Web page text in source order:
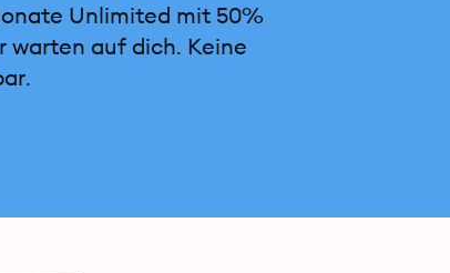
Unlimited mit 50%
warten auf dich. Keine